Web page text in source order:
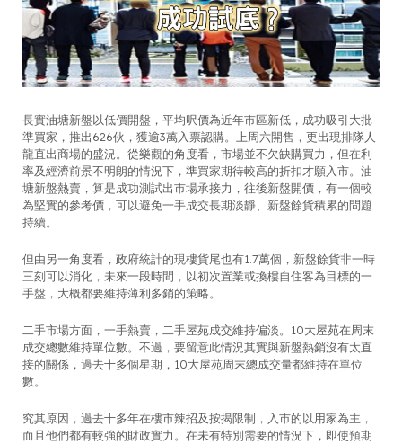
長實油塘新盤以低價開盤，平均呎價為近年市區新低，成功吸引大批
準買家，推出626伙，獲逾3萬入票認購。上周六開售，更出現排隊人
龍直出商場的盛況。從樂觀的角度看，市場並不欠缺購買力，但在利
率及經濟前景不明朗的情況下，準買家期待較高的折扣才願入市。油
塘新盤熱賣，算是成功測試出市場承接力，往後新盤開價，有一個較
為堅實的參考價，可以避免一手成交長期淡靜、新盤餘貨積累的問題
持續。
但由另一角度看，政府統計的現樓貨尾也有1.7萬個，新盤餘貨非一時
三刻可以消化，未來一段時間，以初次置業或換樓自住客為目標的一
手盤，大概都要維持薄利多銷的策略。
二手市場方面，一手熱賣，二手屋苑成交維持偏淡。10大屋苑在周末
成交總數維持單位數。不過，要留意此情況其實與新盤熱銷沒有太直
接的關係，過去十多個星期，10大屋苑周末總成交量都維持在單位
數。
究其原因，過去十多年在樓市辣招及按揭限制，入市的以用家為主，
而且他們都有較強的財政實力。在未有特別需要的情況下，即使預期